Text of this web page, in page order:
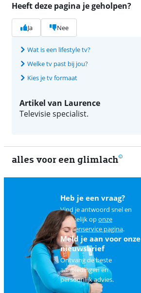
Heeft deze pagina je geholpen?
Ja Nee
Wat is een lifestyle tv?
Welke tv past bij jou?
Kies je tv formaat
Artikel van Laurence
Televisie specialist.
alles voor een glimlach
Heb je een vraag?
Vind je antwoord snel en
makkelijk oponze
klantenservice pagina.
Meld je aan voor onze
nieuwsbrief
Ontvang de beste
aanbiedingen en
persoonlijk advies.